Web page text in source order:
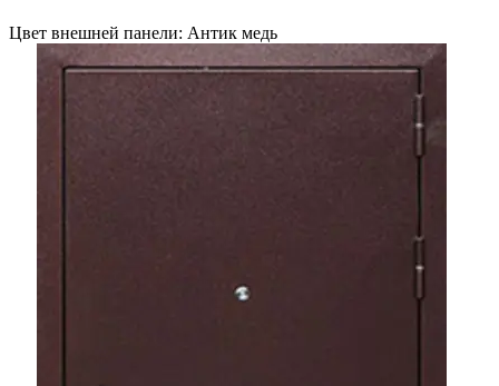
Цвет внешней панели: Антик медь